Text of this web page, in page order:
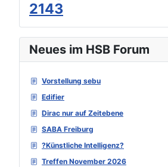
Neues im HSB Forum
Vorstellung sebu
Edifier
Dirac nur auf Zeitebene
SABA Freiburg
?Künstliche Intelligenz?
Treffen November 2026
2143